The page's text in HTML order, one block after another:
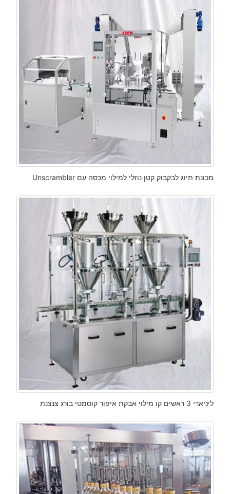
מכונת תיוג לבקבוק קטן נוזלי למילוי מכסה עם Unscrambler
ליניארי 3 ראשים קו מילוי אבקת איפור קוסמטי בורג צנצנת